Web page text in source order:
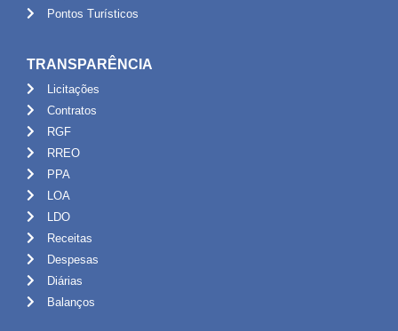
Pontos Turísticos
TRANSPARÊNCIA
Licitações
Contratos
RGF
RREO
PPA
LOA
LDO
Receitas
Despesas
Diárias
Balanços